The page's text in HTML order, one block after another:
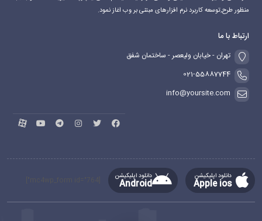
منظور طرح,توسعه کاربرد نرم افزارهای مبتنی بر وب اغاز نمود.
ارتباط با ما
تهران - خیابان ولیعصر - ساختمان شفق
021-55887744
info@yoursite.com
دانلود اپلیکیشن
Apple ios
دانلود اپلیکیشن
Android